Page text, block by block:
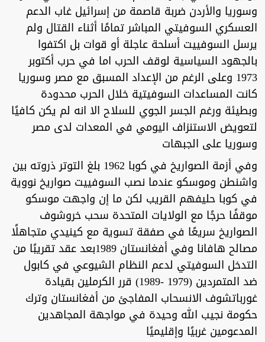
وسوريا والأردن ضربة قاصمة من إسرائيل غاب الدعم
العسكري السوفيتي المباشر تمامًا أثناء القتال ولم
يرسل السوفييت أسلحة عاجلة أو قوات بل اكتفوا
بالجهود السياسية لوقف الحرب اما في حرب أكتوبر
1973 وعلى الرغم من الإعداد المسبق مع مصر وسوريا
كانت المساعدات السوفيتية خلال الحرب محدودة
وبطيئة ورغم الجسر الجوي للسلاح الا انه لم يكن كافيًا
لتعويض الاستنزاف اليومي في المعدات لدى مصر
وسوريا على الجبهات
وفي أزمة الصواريخ في كوبا 1962 بلغ التوتر ذروته بين
واشنطن وموسكو عندما نصب السوفييت صواريخ نووية
في كوبا حليفهم القريب لكن ما إن واجهت موسكو
موقفًا حرجًا مع الولايات المتحدة سحب خروشوف
الصواريخ سريعًا في صفقة تسوية مع كينيدي متجاهلًا
مصالح هافانا وفي أفغانستان 1989بعد عقد تقريبًا من
التدخل السوفيتي لدعم النظام الشيوعي في كابول
ضد المتمردين (1979 -1989) قرر الكرملين بقيادة
غورباتشوف الانسحاب المفاجئ من أفغانستان وترك
حكومة نجيب الله وحيدة في مواجهة المجاهدين
المدعومين غربيًا وإقليميًا